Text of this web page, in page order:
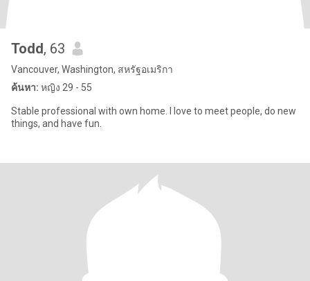
Todd, 63
Vancouver, Washington, สหรัฐอเมริกา
ค้นหา: หญิง 29 - 55
Stable professional with own home. I love to meet people, do new
things, and have fun.